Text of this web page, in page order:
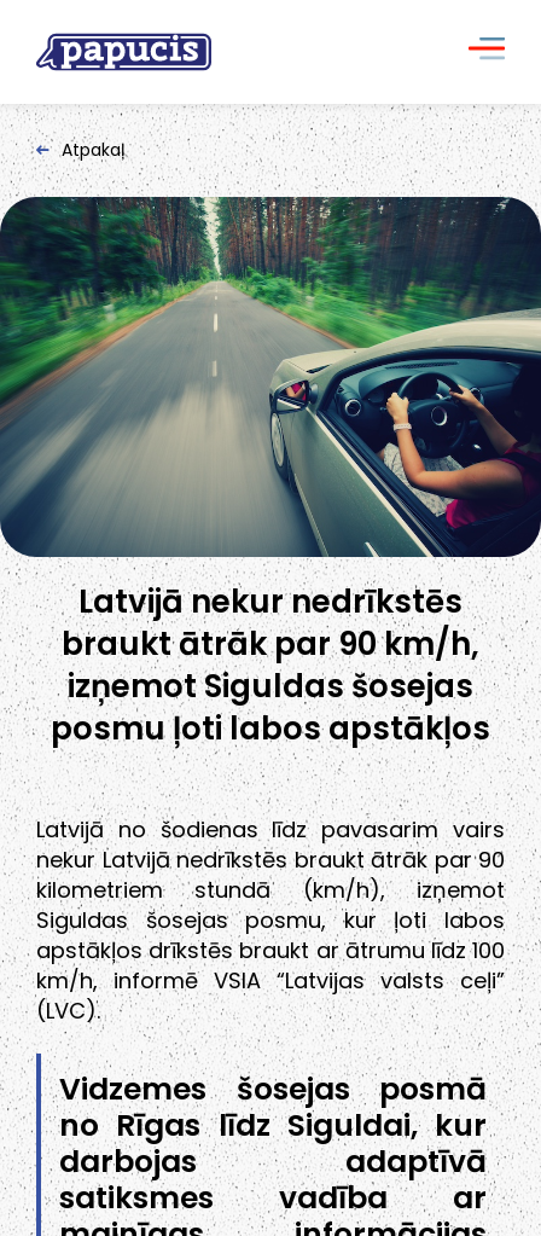
Atpakaļ
Latvijā nekur nedrīkstēs
braukt ātrāk par 90 km/h,
izņemot Siguldas šosejas
posmu ļoti labos apstākļos
Latvijā no šodienas līdz pavasarim vairs
nekur Latvijā nedrīkstēs braukt ātrāk par 90
kilometriem stundā (km/h), izņemot
Siguldas šosejas posmu, kur ļoti labos
apstākļos drīkstēs braukt ar ātrumu līdz 100
km/h, informē VSIA “Latvijas valsts ceļi”
(LVC).
Vidzemes šosejas posmā
no Rīgas līdz Siguldai, kur
darbojas adaptīvā
satiksmes vadība ar